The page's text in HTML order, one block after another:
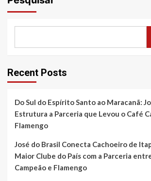
Vicente
capixaba
projetos
em
tecnologia
e
inovação
empresários.
Recent Posts
Do Sul do Espírito Santo ao Maracanã:
Estrutura a Parceria que Levou o Café
Flamengo
José do Brasil Conecta Cachoeiro de
Maior Clube do País com a Parceria
Campeão e Flamengo